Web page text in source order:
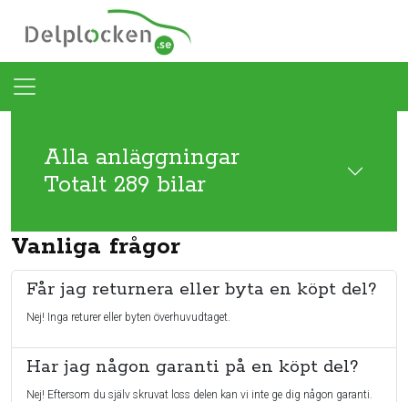
Alla anläggningar
Totalt 289 bilar
Vanliga frågor
Får jag returnera eller byta en köpt del?
Nej! Inga returer eller byten överhuvudtaget.
Har jag någon garanti på en köpt del?
Nej! Eftersom du själv skruvat loss delen kan vi inte ge dig någon garanti.